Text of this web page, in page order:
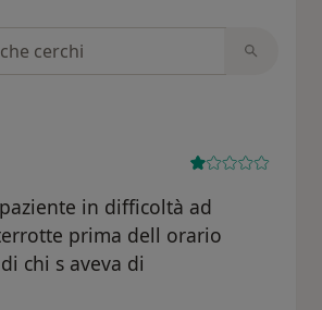
in difficoltà ad
prima dell orario
chi s aveva di